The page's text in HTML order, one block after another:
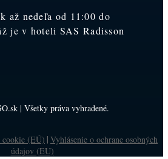
až nedeľa od 11:00 do
je v hoteli SAS Radisson
| Všetky práva vyhradené.
cookie (EÚ) Vyhlásenie o ochrane osobných
údajov (EU)